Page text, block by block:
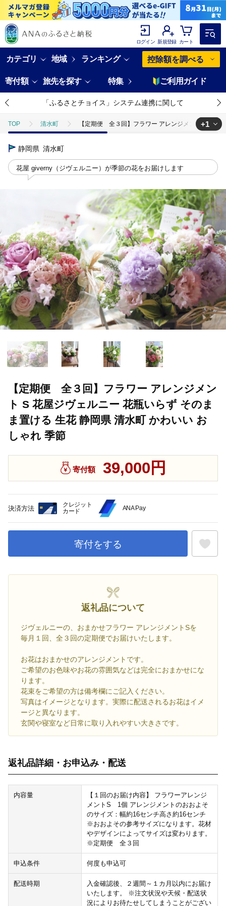
ログイン 新規登録 カート
カテゴリ 地域 ランキング 控除額を調べる
寄付額 旅先を探す 特集 ご利用ガイド
「ふるさとチョイス」システム連携に関して
TOP 清水町
【定期便 全３回】フラワー アレンジメント S 花屋
+1
花屋 giverny（ジヴェルニー）が季節の花をお届けします
静岡県 清水町
【定期便 全３回】フラワー アレンジメン
ト S 花屋ジヴェルニー 花瓶いらず そのま
ま置ける 生花 静岡県 清水町 かわいい お
しゃれ 季節
寄付額 39,000円
決済方法
クレジット
カード
ANA Pay
寄付をする
返礼品について
ジヴェルニーの、おまかせフラワー アレンジメントSを
毎月１回、全３回の定期便でお届けいたします。
お花はおまかせのアレンジメントです。
ご希望のお色味やお花の雰囲気などは完全におまかせにな
ります。
花束をご希望の方は備考欄にご記入ください。
写真はイメージとなります。実際に配送されるお花はイメ
ージと異なります。
玄関や寝室など日常に取り入れやすい大きさです。
返礼品詳細・お申込み・配送
内容量
【１回のお届け内容】 フラワーアレンジ
メントS 1個 アレンジメントのおおよそ
のサイズ：幅約16センチ高さ約16センチ
※おおよその参考サイズになります。花材
やデザインによってサイズは変わります。
※定期便 全３回
申込条件 何度も申込可
配送時期
入金確認後、２週間～１カ月以内にお届け
いたします。 ※注文状況や天候・配送状
況によりお待たせしてしまうことがござい